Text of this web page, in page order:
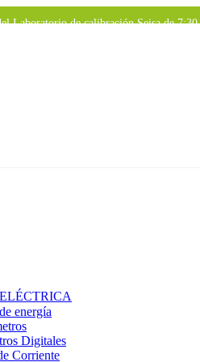
Laboratorio de calibración Seisa de
energía
Digitales
Corriente